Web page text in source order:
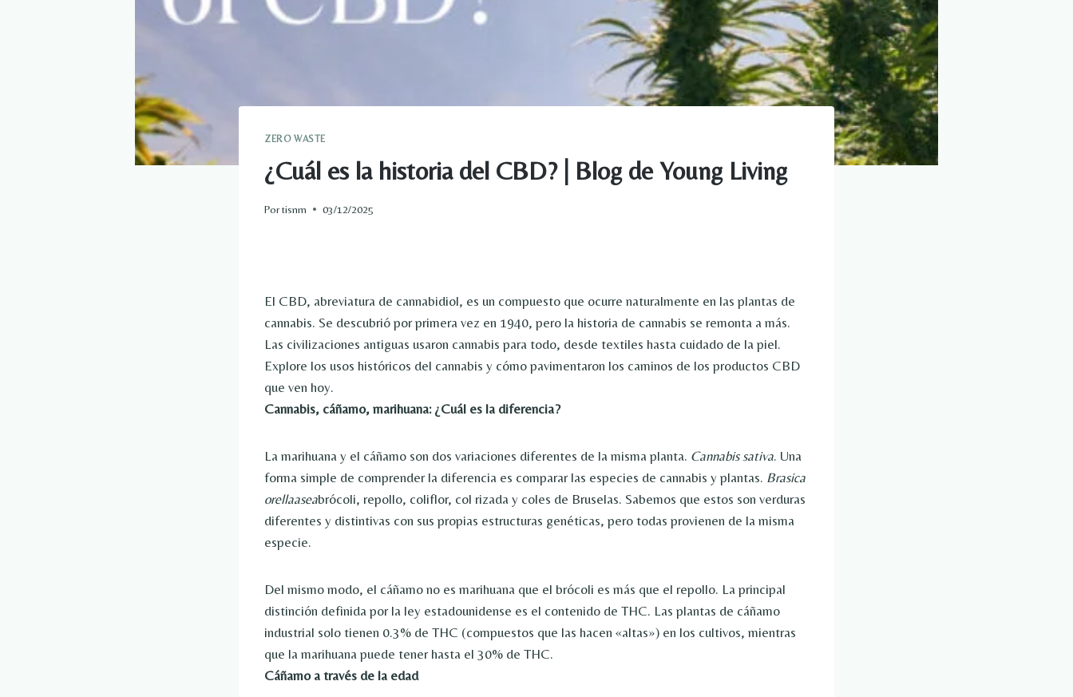
ZERO WASTE
¿Cuál es la historia del CBD? | Blog de Young Living
Portisnm 03/12/2025
El CBD, abreviatura de cannabidiol, es un compuesto que ocurre naturalmente en las plantas de
cannabis. Se descubrió por primera vez en 1940, pero la historia de cannabis se remonta a más.
Las civilizaciones antiguas usaron cannabis para todo, desde textiles hasta cuidado de la piel.
Explore los usos históricos del cannabis y cómo pavimentaron los caminos de los productos CBD
que ven hoy.
Cannabis, cáñamo, marihuana: ¿Cuál es la diferencia?
La marihuana y el cáñamo son dos variaciones diferentes de la misma planta. Cannabis sativa. Una
forma simple de comprender la diferencia es comparar las especies de cannabis y plantas. Brasica
orellaaseabrócoli, repollo, coliflor, col rizada y coles de Bruselas. Sabemos que estos son verduras
diferentes y distintivas con sus propias estructuras genéticas, pero todas provienen de la misma
especie.
Del mismo modo, el cáñamo no es marihuana que el brócoli es más que el repollo. La principal
distinción definida por la ley estadounidense es el contenido de THC. Las plantas de cáñamo
industrial solo tienen 0.3% de THC (compuestos que las hacen «altas») en los cultivos, mientras
que la marihuana puede tener hasta el 30% de THC.
Cáñamo a través de la edad